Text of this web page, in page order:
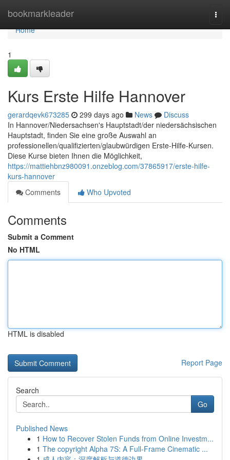
bookmarkleader
Home
Home
1
Kurs Erste Hilfe Hannover
gerardqevk673285 299 days ago News
Discuss
In Hannover/Niedersachsen's Hauptstadt/der niedersächsischen
Hauptstadt, finden Sie eine große Auswahl an
professionellen/qualifizierten/glaubwürdigen Erste-Hilfe-Kursen.
Diese Kurse bieten Ihnen die Möglichkeit,
https://mattiehbnz980091.onzeblog.com/37865917/erste-hilfe-
kurs-hannover
Comments
Who Upvoted
Comments
Submit a Comment
No HTML
HTML is disabled
Report Page
Search
Go
Published News
1 How to Recover Stolen Funds from Online Investm...
1 The copyright Alpha 7S: A Full-Frame Cinematic ...